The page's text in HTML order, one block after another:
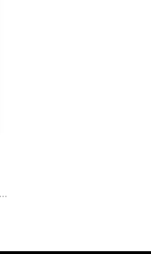
Pulover barbati, 301461821, Lana, S INTL, Negru